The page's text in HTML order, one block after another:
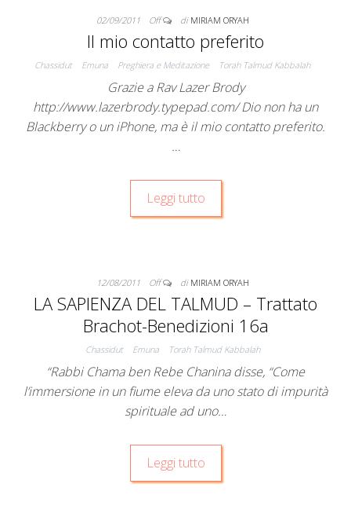
02/09/2011 Off di MIRIAM ORYAH
Il mio contatto preferito
Chassidut Emuna Preghiera e Meditazione Torah Talmud Kabbalah
Grazie a Rav Lazer Brody
http://www.lazerbrody.typepad.com/ Dio non ha un
Blackberry o un iPhone, ma è il mio contatto preferito.
…
Leggi tutto
12/08/2011 Off di MIRIAM ORYAH
LA SAPIENZA DEL TALMUD – Trattato
Brachot-Benedizioni 16a
Chassidut Emuna Torah Talmud Kabbalah
“Rabbi Chama ben Rebe Chanina disse, “Come
l’immersione in un fiume eleva da uno stato di impurità
spirituale ad uno…
Leggi tutto